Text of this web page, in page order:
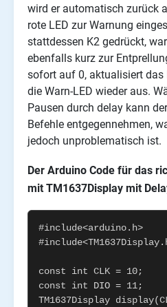
wird er automatisch zurück
rote LED zur Warnung
stattdessen K2 gedrückt,
ebenfalls kurz zur
sofort auf 0, aktualisiert
die Warn-LED wieder aus.
Pausen durch delay kann
Befehle entgegennehmen,
jedoch unproblematisch ist.
Der Arduino Code für das
mit TM1637Display mit